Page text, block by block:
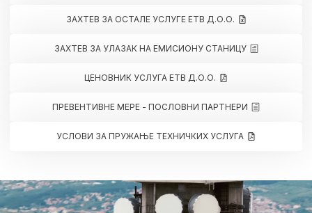
ЗАХТЕВ ЗА ОСТАЛЕ УСЛУГЕ ЕТВ Д.О.О.
ЗАХТЕВ ЗА УЛАЗАК НА ЕМИСИОНУ СТАНИЦУ
ЦЕНОВНИК УСЛУГА ЕТВ Д.О.О.
ПРЕВЕНТИВНЕ МЕРЕ - ПОСЛОВНИ ПАРТНЕРИ
УСЛОВИ ЗА ПРУЖАЊЕ ТЕХНИЧКИХ УСЛУГА